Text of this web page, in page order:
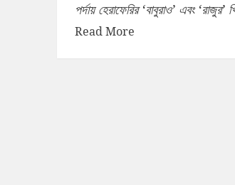
পর্দায় হেরাফেরির ‘বাবুরাও’ এবং
Read More